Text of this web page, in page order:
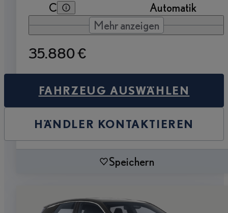
C
Automatik
Mehr anzeigen
35.880 €
FAHRZEUG AUSWÄHLEN
HÄNDLER KONTAKTIEREN
Speichern